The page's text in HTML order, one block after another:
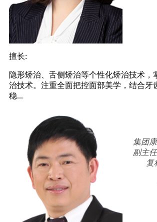
擅长:
隐形矫治、舌侧矫治等个性化矫治技术，
治技术。注重全面把控面部美学，结合牙
稳...
集团
副主
复